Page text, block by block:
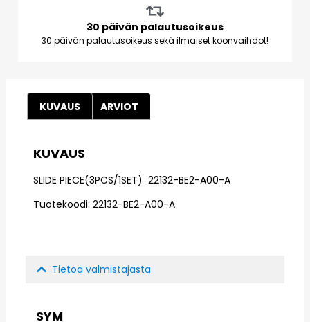
30 päivän palautusoikeus
30 päivän palautusoikeus sekä ilmaiset koonvaihdot!
KUVAUS ARVIOT
KUVAUS
SLIDE PIECE(3PCS/1SET) 22132-BE2-A00-A
Tuotekoodi: 22132-BE2-A00-A
Tietoa valmistajasta
SYM